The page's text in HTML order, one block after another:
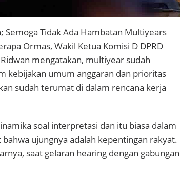
Semoga Tidak Ada Hambatan Multiyears
Ormas, Wakil Ketua Komisi D DPRD
mengatakan, multiyear sudah
kebijakan umum anggaran dan prioritas
sudah terumat di dalam rencana kerja
soal interpretasi dan itu biasa dalam
ujungnya adalah kepentingan rakyat.
saat gelaran hearing dengan gabungan